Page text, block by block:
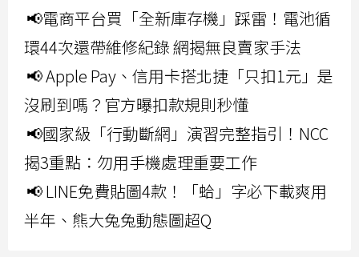
📢電商平台買「全新庫存機」踩雷！電池循
環44次還帶維修紀錄 網揭無良賣家手法
📢 Apple Pay、信用卡搭北捷「只扣1元」是
沒刷到嗎？官方曝扣款規則秒懂
📢國家級「行動斷網」演習完整指引！NCC
揭3重點：勿用手機處理重要工作
📢 LINE免費貼圖4款！「蛤」字必下載爽用
半年、熊大兔兔動態圖超Q